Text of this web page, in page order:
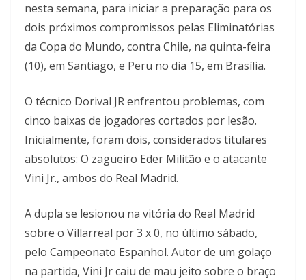
nesta semana, para iniciar a preparação para os
dois próximos compromissos pelas Eliminatórias
da Copa do Mundo, contra Chile, na quinta-feira
(10), em Santiago, e Peru no dia 15, em Brasília.
O técnico Dorival JR enfrentou problemas, com
cinco baixas de jogadores cortados por lesão.
Inicialmente, foram dois, considerados titulares
absolutos: O zagueiro Eder Militão e o atacante
Vini Jr., ambos do Real Madrid.
A dupla se lesionou na vitória do Real Madrid
sobre o Villarreal por 3 x 0, no último sábado,
pelo Campeonato Espanhol. Autor de um golaço
na partida, Vini Jr caiu de mau jeito sobre o braço